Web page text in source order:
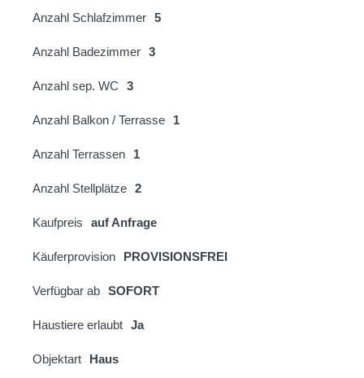
Anzahl Schlafzimmer 5
Anzahl Badezimmer 3
Anzahl sep. WC 3
Anzahl Balkon / Terrasse 1
Anzahl Terrassen 1
Anzahl Stellplätze 2
Kaufpreis auf Anfrage
Käuferprovision PROVISIONSFREI
Verfügbar ab SOFORT
Haustiere erlaubt Ja
Objektart Haus